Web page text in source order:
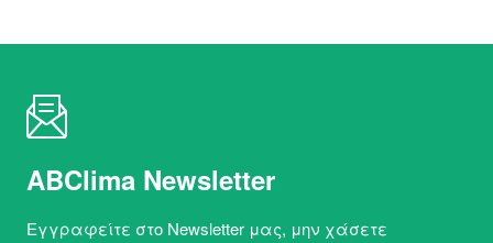
ABClima Newsletter
Εγγραφείτε στο Newsletter μας, μην χάσετε